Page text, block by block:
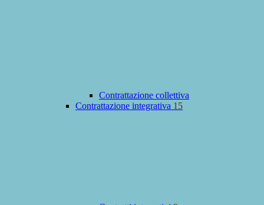
Contrattazione collettiva
Contrattazione integrativa 15